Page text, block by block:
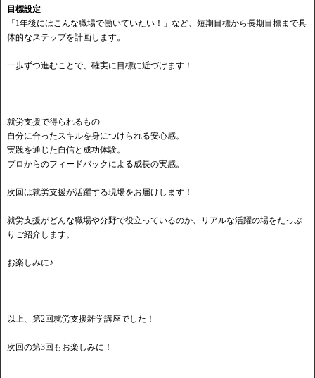
目標設定
「1年後にはこんな職場で働いていたい！」など、短期目標から長期目標まで具
体的なステップを計画します。
一歩ずつ進むことで、確実に目標に近づけます！
就労支援で得られるもの
自分に合ったスキルを身につけられる安心感。
実践を通じた自信と成功体験。
プロからのフィードバックによる成長の実感。
次回は就労支援が活躍する現場をお届けします！
就労支援がどんな職場や分野で役立っているのか、リアルな活躍の場をたっぷ
りご紹介します。
お楽しみに♪
以上、第2回就労支援雑学講座でした！
次回の第3回もお楽しみに！